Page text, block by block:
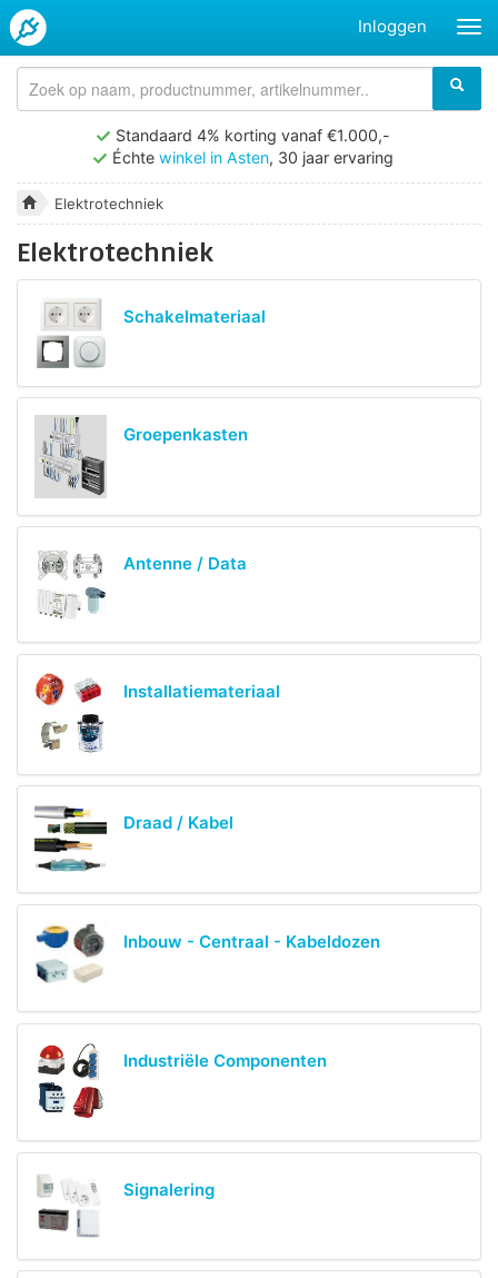
Inloggen
Standaard 4% korting vanaf €1.000,-
Échte winkel in Asten, 30 jaar ervaring
Elektrotechniek
Elektrotechniek
Schakelmateriaal
Groepenkasten
Antenne / Data
Installatiemateriaal
Draad / Kabel
Inbouw - Centraal - Kabeldozen
Industriële Componenten
Signalering